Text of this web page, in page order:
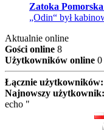
Zatoka
„Odin“ był
Aktualnie online
Gości online 8
Użytkowników online 0
Łącznie użytkowników:
Najnowszy użytkownik:
echo "